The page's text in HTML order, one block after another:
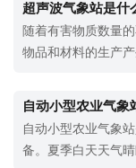
理，实现工业的可
题。那么，工业防
FB01型化工自动气
超声波气象站是什
随着有害物质数量
物品和材料的生产
圾、汽车尾气排放
的监测需要使用先
进行实时监测。超
自动小型农业气象
自动小型农业气象
备。夏季白天天气